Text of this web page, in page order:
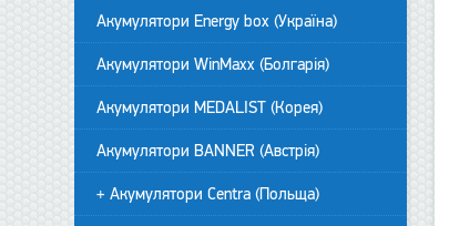
Акумулятори Energy box (Україна)
Акумулятори WinMaxx (Болгарія)
Акумулятори MEDALIST (Корея)
Акумулятори BANNER (Австрія)
+ Акумулятори Centra (Польща)